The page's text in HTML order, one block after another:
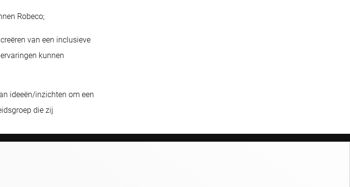
Robeco;
van een inclusieve
kunnen
ideeën/inzichten om een
die zij